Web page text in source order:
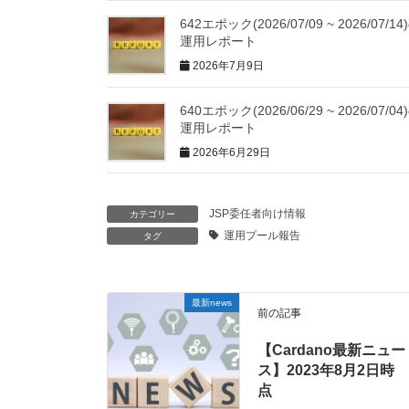
642エポック(2026/07/09 ~ 2026/07/
運用レポート
2026年7月9日
640エポック(2026/06/29 ~ 2026/07/
運用レポート
2026年6月29日
カテゴリー JSP委任者向け情報
タグ 運用プール報告
最新news
前の記事
【Cardano最新ニュー
ス】2023年8月2日時
点